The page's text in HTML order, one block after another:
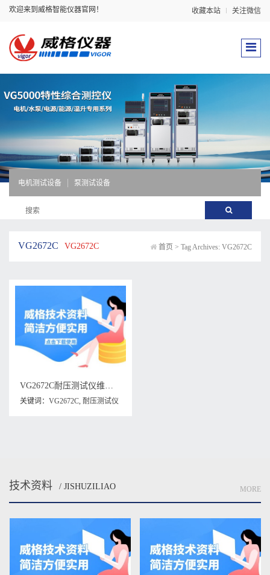
欢迎来到威格智能仪器官网！ 收藏本站 关注微信
电机测试设备 泵测试设备
VG2672C VG2672C 首页 > Tag Archives: VG2672C
VG2672C耐压测试仪维修手册下载
关键词： VG2672C, 耐压测试仪
技术资料 / JISHUZILIAO MORE